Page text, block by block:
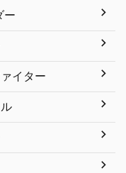
ー
イター